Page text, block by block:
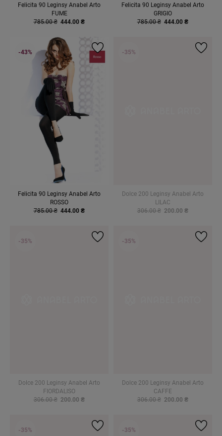
Felicita 90 Leginsy Anabel Arto
FUME
785.00 ₴ 444.00 ₴
Felicita 90 Leginsy Anabel Arto
GRIGIO
785.00 ₴ 444.00 ₴
Felicita 90 Leginsy Anabel Arto
ROSSO
785.00 ₴ 444.00 ₴
-43%
Dolce 200 Leginsy Anabel Arto
LILAC
306.00 ₴ 200.00 ₴
-35%
Dolce 200 Leginsy Anabel Arto
FIORDALISO
306.00 ₴ 200.00 ₴
-35%
Dolce 200 Leginsy Anabel Arto
CAFFE
306.00 ₴ 200.00 ₴
-35%
-35% -35%